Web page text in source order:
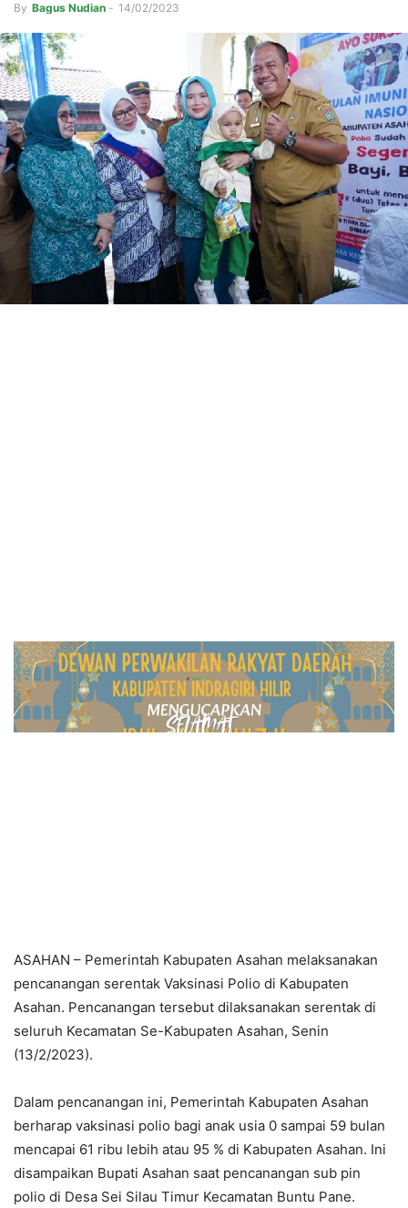
By Bagus Nudian - 14/02/2023
ASAHAN – Pemerintah Kabupaten Asahan melaksanakan
pencanangan serentak Vaksinasi Polio di Kabupaten
Asahan. Pencanangan tersebut dilaksanakan serentak di
seluruh Kecamatan Se-Kabupaten Asahan, Senin
(13/2/2023).
Dalam pencanangan ini, Pemerintah Kabupaten Asahan
berharap vaksinasi polio bagi anak usia 0 sampai 59 bulan
mencapai 61 ribu lebih atau 95 % di Kabupaten Asahan. Ini
disampaikan Bupati Asahan saat pencanangan sub pin
polio di Desa Sei Silau Timur Kecamatan Buntu Pane.